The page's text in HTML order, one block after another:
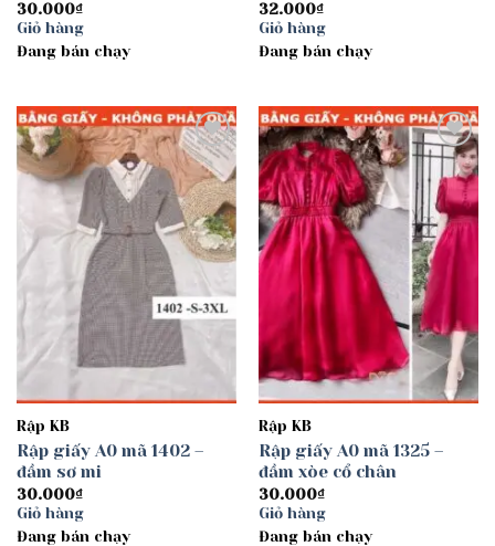
30.000₫
Giỏ hàng
Đang bán chạy
32.000₫
Giỏ hàng
Đang bán chạy
Add to
wishlist
Rập KB
Rập giấy A0 mã 1402 –
đầm sơ mi
30.000₫
Giỏ hàng
Đang bán chạy
Add to
wishlist
Rập KB
Rập giấy A0 mã 1325 –
đầm xòe cổ chân
30.000₫
Giỏ hàng
Đang bán chạy